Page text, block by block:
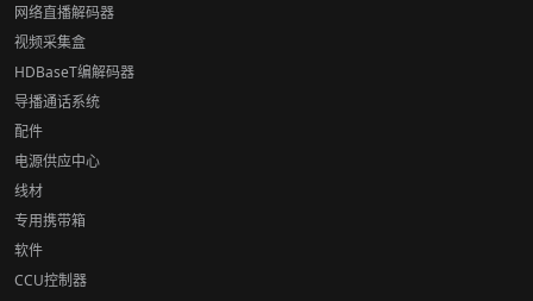
网络直播解码器
视频采集盒
HDBaseT编解码器
导播通话系统
配件
电源供应中心
线材
专用携带箱
软件
CCU控制器